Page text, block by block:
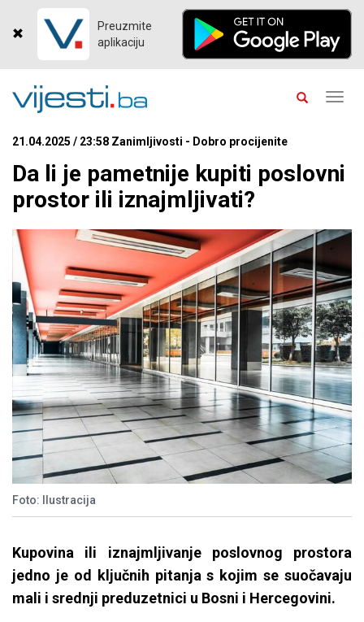
Preuzmite
aplikaciju
21.04.2025 / 23:58 Zanimljivosti - Dobro procijenite
Da li je pametnije kupiti poslovni
prostor ili iznajmljivati?
Foto: Ilustracija
Kupovina ili iznajmljivanje poslovnog prostora
jedno je od ključnih pitanja s kojim se suočavaju
mali i srednji preduzetnici u Bosni i Hercegovini.